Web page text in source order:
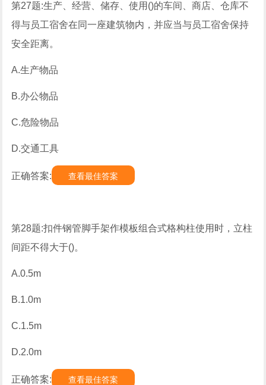
第27题:生产、经营、储存、使用()的车间、商店、仓库不
得与员工宿舍在同一座建筑物内，并应当与员工宿舍保持
安全距离。
A.生产物品
B.办公物品
C.危险物品
D.交通工具
正确答案: 查看最佳答案
第28题:扣件钢管脚手架作模板组合式格构柱使用时，立柱
间距不得大于()。
A.0.5m
B.1.0m
C.1.5m
D.2.0m
正确答案: 查看最佳答案